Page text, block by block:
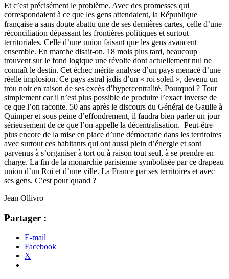
Et c’est précisément le problème. Avec des promesses qui
correspondaient à ce que les gens attendaient, la République
française a sans doute abattu une de ses dernières cartes, celle d’une
réconciliation dépassant les frontières politiques et surtout
territoriales. Celle d’une union faisant que les gens avancent
ensemble. En marche disait-on. 18 mois plus tard, beaucoup
trouvent sur le fond logique une révolte dont actuellement nul ne
connaît le destin. Cet échec mérite analyse d’un pays menacé d’une
réelle implosion. Ce pays astral jadis d’un « roi soleil », devenu un
trou noir en raison de ses excès d’hypercentralité. Pourquoi ? Tout
simplement car il n’est plus possible de produire l’exact inverse de
ce que l’on raconte. 50 ans après le discours du Général de Gaulle à
Quimper et sous peine d’effondrement, il faudra bien parler un jour
sérieusement de ce que l’on appelle la décentralisation. Peut-être
plus encore de la mise en place d’une démocratie dans les territoires
avec surtout ces habitants qui ont aussi plein d’énergie et sont
parvenus à s’organiser à tort ou à raison tout seul, à se prendre en
charge. La fin de la monarchie parisienne symbolisée par ce drapeau
union d’un Roi et d’une ville. La France par ses territoires et avec
ses gens. C’est pour quand ?
Jean Ollivro
Partager :
E-mail
Facebook
X